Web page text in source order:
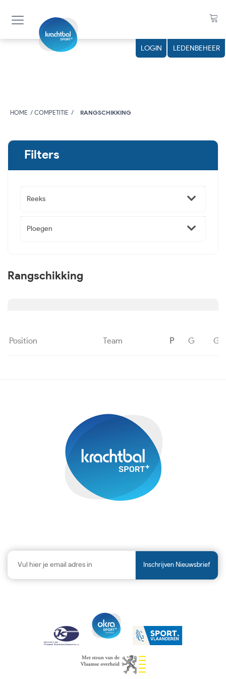
LOGIN LEDENBEHEER
HOME COMPETITIE RANGSCHIKKING
Filters
Reeks
Ploegen
Rangschikking
Position Team P G G
Inschrijven Nieuwsbrief